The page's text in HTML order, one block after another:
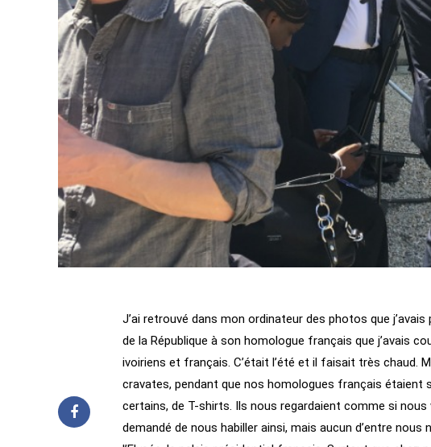
J’ai retrouvé dans mon ordinateur des photos que
de la République à son homologue français que j’avais
ivoiriens et français. C’était l’été et il faisait très chaud.
cravates, pendant que nos homologues français étaient
certains, de T-shirts. Ils nous regardaient comme si
demandé de nous habiller ainsi, mais aucun d’entre nous